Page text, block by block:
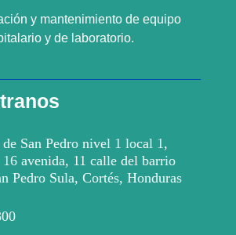
y mantenimiento de equipo
y de laboratorio.
San Pedro nivel 1 local 1,
avenida, 11 calle del barrio
Pedro Sula, Cortés, Honduras